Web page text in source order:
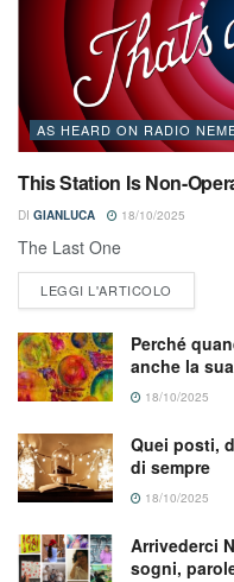
AS HEARD ON RADIO
This Station Is Non-
DI GIANLUCA 18/10/2025
The Last One
LEGGI L'ARTICOLO
Perché
anche la
18/10/2025
Quei posti,
di sempre
18/10/2025
Arrivederci
sogni,